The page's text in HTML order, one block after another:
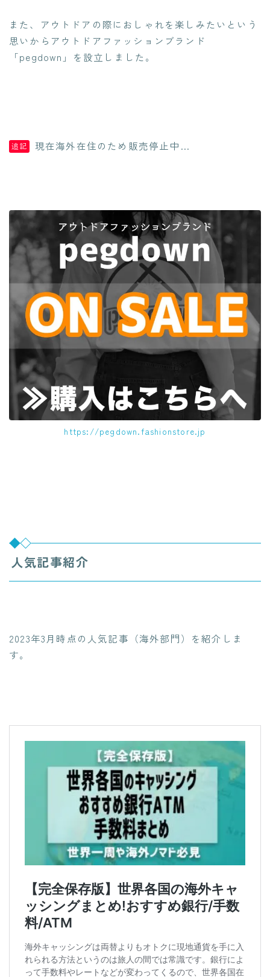
また、アウトドアの際におしゃれを楽しみたいという
思いからアウトドアファッションブランド
「pegdown」を設立しました。
追記 現在海外在住のため販売停止中…
https://pegdown.fashionstore.jp
人気記事紹介
2023年3月時点の人気記事（海外部門）を紹介しま
す。